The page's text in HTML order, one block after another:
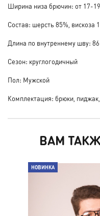
Ширина низа брючин: от 17-
Состав: шерсть 85%, вискоза
Длина по внутреннему шву:
Сезон: круглогодичный
Пол: Мужской
Комплектация: брюки,
ВАМ
НОВИНКА